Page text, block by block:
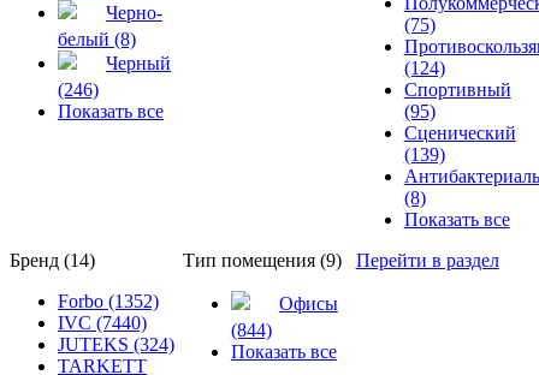
Черно-
белый (8)
Черный
(246)
Показать все
(75)
(124)
Спортивный
(95)
Сценический
(139)
(8)
Показать все
Бренд (14)
Forbo (1352)
IVC (7440)
JUTEKS (324)
TARKETT
Тип помещения (9)
Офисы
(844)
Показать все
Перейти в раздел